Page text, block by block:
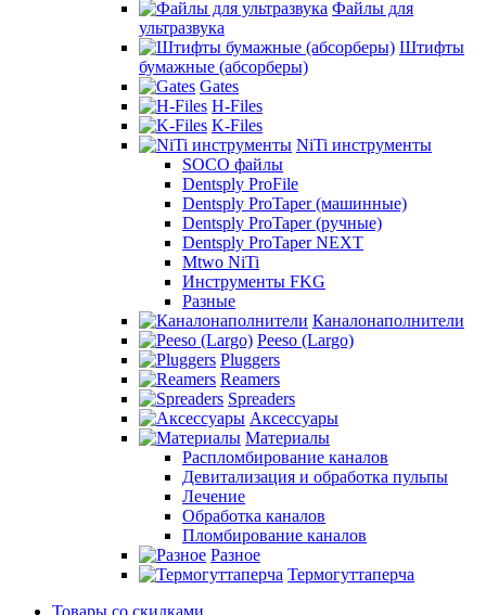
Файлы для
ультразвука
Штифты
бумажные (абсорберы)
Gates
H-Files
K-Files
NiTi инструменты
SOCO файлы
Dentsply ProFile
Dentsply ProTaper (машинные)
Dentsply ProTaper (ручные)
Dentsply ProTaper NEXT
Mtwo NiTi
Инструменты FKG
Разные
Каналонаполнители
Peeso (Largo)
Pluggers
Reamers
Spreaders
Аксессуары
Материалы
Распломбирование каналов
Девитализация и обработка пульпы
Лечение
Обработка каналов
Пломбирование каналов
Разное
Термогуттаперча
Товары со скидками